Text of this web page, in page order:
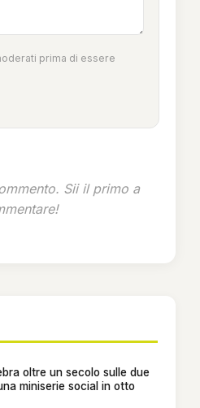
prima di essere
Sii il primo a
oltre un secolo sulle due
miniserie social in otto